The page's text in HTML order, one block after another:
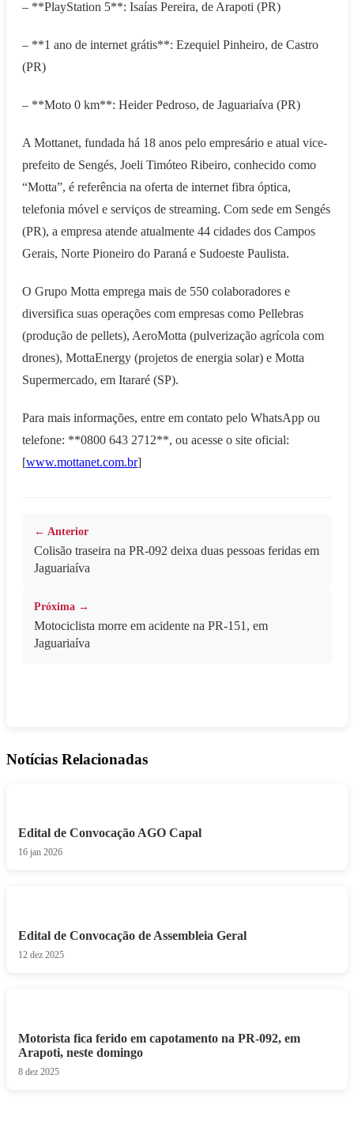
– **PlayStation 5**: Isaías Pereira, de Arapoti (PR)
– **1 ano de internet grátis**: Ezequiel Pinheiro, de Castro
(PR)
– **Moto 0 km**: Heider Pedroso, de Jaguariaíva (PR)
A Mottanet, fundada há 18 anos pelo empresário e atual vice-
prefeito de Sengés, Joeli Timóteo Ribeiro, conhecido como
“Motta”, é referência na oferta de internet fibra óptica,
telefonia móvel e serviços de streaming. Com sede em Sengés
(PR), a empresa atende atualmente 44 cidades dos Campos
Gerais, Norte Pioneiro do Paraná e Sudoeste Paulista.
O Grupo Motta emprega mais de 550 colaboradores e
diversifica suas operações com empresas como Pellebras
(produção de pellets), AeroMotta (pulverização agrícola com
drones), MottaEnergy (projetos de energia solar) e Motta
Supermercado, em Itararé (SP).
Para mais informações, entre em contato pelo WhatsApp ou
telefone: **0800 643 2712**, ou acesse o site oficial:
[www.mottanet.com.br]
← Anterior
Colisão traseira na PR-092 deixa duas pessoas feridas em
Jaguariaíva
Próxima →
Motociclista morre em acidente na PR-151, em
Jaguariaíva
Notícias Relacionadas
Edital de Convocação AGO Capal
16 jan 2026
Edital de Convocação de Assembleia Geral
12 dez 2025
Motorista fica ferido em capotamento na PR-092, em
Arapoti, neste domingo
8 dez 2025